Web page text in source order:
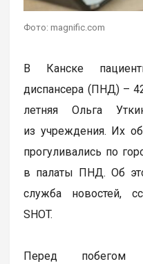
Фото: magnific.com
В Канске
диспансера (ПНД) –
летняя Ольга
из учреждения. Их
прогуливались по
в палаты ПНД. Об
служба новостей,
SHOT.
Перед побегом